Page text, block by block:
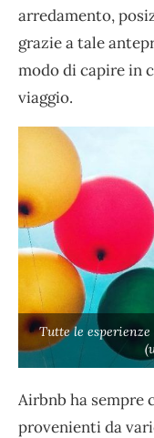
arredamento,
grazie a tale
modo di capire in
viaggio.
Tutte le
Airbnb ha sempre
provenienti da